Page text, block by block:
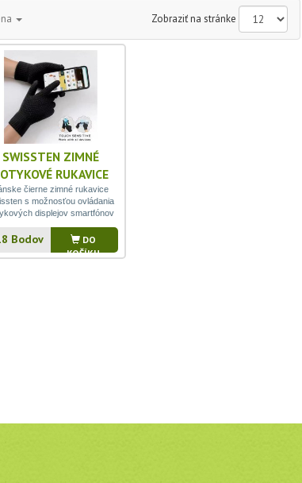
Zobraziť na stránke
SWISSTEN ZIMNÉ
RUKAVICE
PÁNSKE ČIERNE
čierne zimné rukavice
s možnosťou ovládania
displejov smartfónov
Bodov
DO
KOŠÍKU